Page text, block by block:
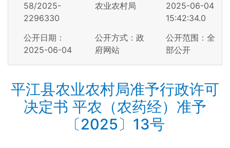
58/2025-
2296330
农业农村局
2025-06-04
15:42:34.0
公开日期：
2025-06-04
公开方式：政
府网站
公开范围：全
部公开
平江县农业农村局准予行政许可
决定书 平农（农药经）准予
〔2025〕13号